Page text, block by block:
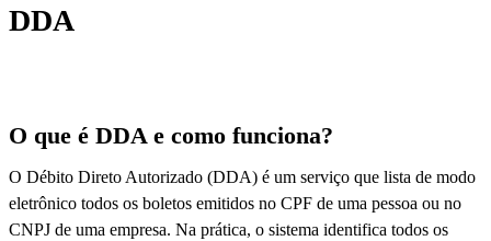
DDA
O que é DDA e como funciona?
O Débito Direto Autorizado (DDA) é um serviço que lista de modo
eletrônico todos os boletos emitidos no CPF de uma pessoa ou no
CNPJ de uma empresa. Na prática, o sistema identifica todos os